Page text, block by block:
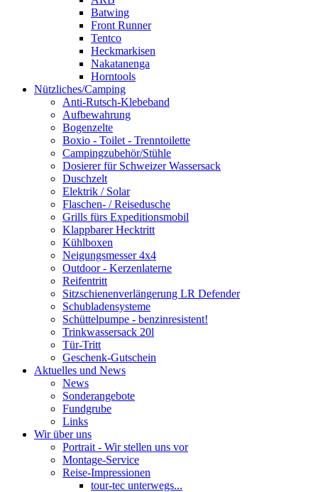
Batwing
Front Runner
Tentco
Heckmarkisen
Nakatanenga
Horntools
Nützliches/Camping
Anti-Rutsch-Klebeband
Aufbewahrung
Bogenzelte
Boxio - Toilet - Trenntoilette
Campingzubehör/Stühle
Dosierer für Schweizer Wassersack
Duschzelt
Elektrik / Solar
Flaschen- / Reisedusche
Grills fürs Expeditionsmobil
Klappbarer Hecktritt
Kühlboxen
Neigungsmesser 4x4
Outdoor - Kerzenlaterne
Reifentritt
Sitzschienenverlängerung LR Defender
Schubladensysteme
Schüttelpumpe - benzinresistent!
Trinkwassersack 20l
Tür-Tritt
Geschenk-Gutschein
Aktuelles und News
News
Sonderangebote
Fundgrube
Links
Wir über uns
Portrait - Wir stellen uns vor
Montage-Service
Reise-Impressionen
tour-tec unterwegs...